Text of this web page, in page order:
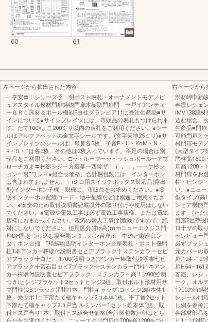
60 61
左ページから抽出された内容
﹁亨安〓︱シリーズ照 明ポスト表札・オーナメントモデノピ
ュアスタイル形材門扉鋳物門扉木樹脂門扉門 一戸イアンティ
ーＧＲＣ床材＆ポール機能Fヨ柱グランビア11は受注生産品■サ
インについて●サインプレイツには、市販品の表札もつけられま
す。たて100×よこ200ミリ以内の表札をご利用ください。●シー
ルはアルファベットの金文字シールです。(文字天地25ミリ)●サ
インプレイツのシールは、母音各5枚、子音F・H・KoM・N・
R・S・Tは各3枚、その他は2枚入っています。不足の場合は別
売品をご利用ください。□ットルーフ一ラピッシュポール一アプ
ローチガよ〓彬影シジ一方挺幕一西幹ザ！ｉ，，，一︺ヤ杉シ
ョン一裏”ワシヨ●組合せ価格、合計梱包数には、インターホン
は含まれてお',ません。」iSlコ用スイッチボックス対応品(露出
型)インターホン子機・親機は、市販品をお求めください。●照
明インターホン配線コード・地中配線などは別途ご用意くださ
い。●安全のため取付説明書記載以外の取り付けや使用はしない
でください。●電源や電気工事は必ず電気工事店様、または電気
店様におまかせください。電気の素人工事は[危険]ですので、絶
対にしないでください。使用区分(巾×高)mmニューエクジス門
扉DH型をつり込む場合剛ンタ．ホン台座ｍ 中のだ劇座乱ン
タ．ホン台拙 ”帰鯛駒照明インターホン台座表札・ポスト冊門
柱1本アンカー棒取付説明書セピアブラック十ステンカラーセピ
アフラック十白だ、:1700(照明つき)アンカー棒取付説明書七ビ
アブラック十言石目セピ7ブラック十ステンカラー門柱1本アン
カー棒取付説明書セビアフラック十ステンカラー高:1フ00(照明
つき)ヒンジフラケット2セットヒンジ2組、取付ボルト形材用サ
ブ門柱(CBジラック)門柱1本、門柱キャップiコヒンジ2組本体1
枚、受ツボ1コ下部たて枢キャップ2コ本体1枚、平丁番2セット
下部たて橿キャップ2コ戸当'ルミンパー1セット錠本体1組、取
付ビス戸当り1本、取付ビス組合せ価格(合計梱包数)○印はどち
右ページから
部材岬巾新
春霞レシェ
IMV138部
込む場合、
生産品■門
可能門扉と
材門扉モデ
(大型タイプ
門柱高1600
扉高1200・
材門扉をお
柱・ヒンジ
い。●ニュ
型タイプ(高
ンビア機能
ます。(ただ
目震8呂塾
ロ十ザの取
セレビュー
必ずプッシ
元カバーの
扉:124∼129
扉H54∼161
春霞、レシ
ーク、オル
1700の時鋳
レジール門
し例を参考
各部材部品